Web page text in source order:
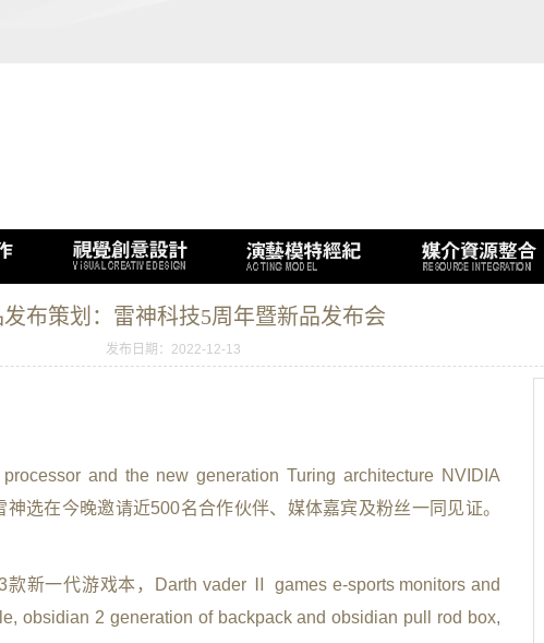
发布策划：雷神科技5周年暨新品发布会
发布日期：2022-12-13
and the new generation Turing architecture NVIDIA
选在今晚邀请近500名合作伙伴、媒体嘉宾及粉丝一同见证。
新一代游戏本，Darth vader Ⅱ games e-sports monitors and
obsidian 2 generation of backpack and obsidian pull rod box,